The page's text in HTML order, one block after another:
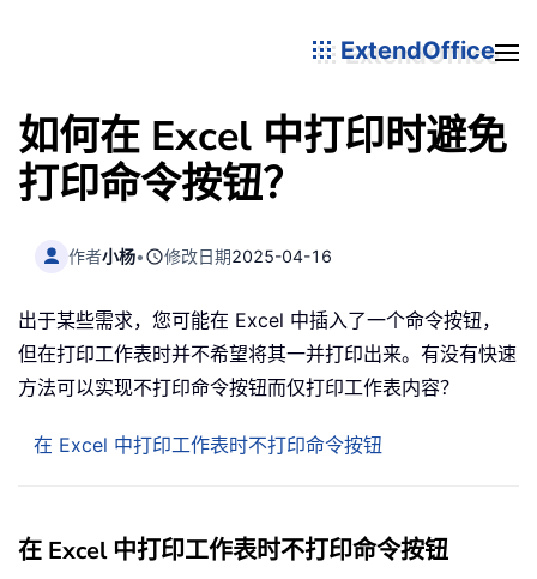
ExtendOffice
如何在 Excel 中打印时避免
打印命令按钮？
作者小杨• 修改日期2025-04-16
出于某些需求，您可能在 Excel 中插入了一个命令按钮，
但在打印工作表时并不希望将其一并打印出来。有没有快速
方法可以实现不打印命令按钮而仅打印工作表内容？
在 Excel 中打印工作表时不打印命令按钮
在 Excel 中打印工作表时不打印命令按钮